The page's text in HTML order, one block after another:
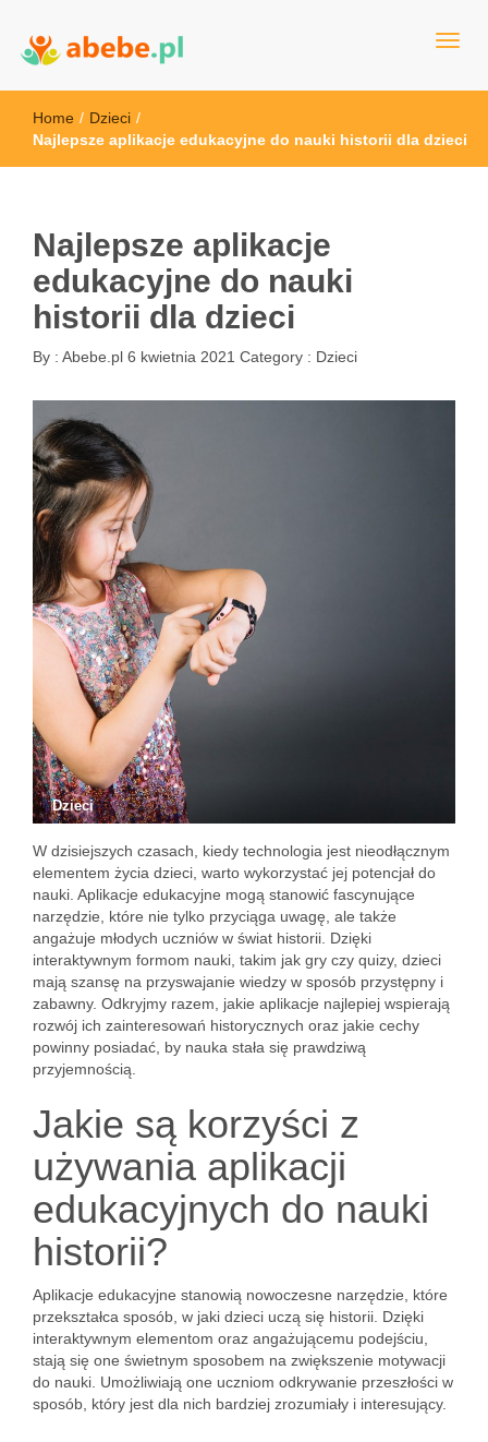
Abebe
Home / Dzieci /
Najlepsze aplikacje edukacyjne do nauki historii dla dzieci
Najlepsze aplikacje
edukacyjne do nauki
historii dla dzieci
By : Abebe.pl 6 kwietnia 2021 Category : Dzieci
Dzieci
W dzisiejszych czasach, kiedy technologia jest nieodłącznym
elementem życia dzieci, warto wykorzystać jej potencjał do
nauki. Aplikacje edukacyjne mogą stanowić fascynujące
narzędzie, które nie tylko przyciąga uwagę, ale także
angażuje młodych uczniów w świat historii. Dzięki
interaktywnym formom nauki, takim jak gry czy quizy, dzieci
mają szansę na przyswajanie wiedzy w sposób przystępny i
zabawny. Odkryjmy razem, jakie aplikacje najlepiej wspierają
rozwój ich zainteresowań historycznych oraz jakie cechy
powinny posiadać, by nauka stała się prawdziwą
przyjemnością.
Jakie są korzyści z
używania aplikacji
edukacyjnych do nauki
historii?
Aplikacje edukacyjne stanowią nowoczesne narzędzie, które
przekształca sposób, w jaki dzieci uczą się historii. Dzięki
interaktywnym elementom oraz angażującemu podejściu,
stają się one świetnym sposobem na zwiększenie motywacji
do nauki. Umożliwiają one uczniom odkrywanie przeszłości w
sposób, który jest dla nich bardziej zrozumiały i interesujący.